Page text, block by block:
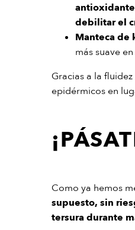
debilitar el
Manteca de
más suave
Gracias a la
epidérmicos en
Como ya hemos
supuesto, sin
tersura durante